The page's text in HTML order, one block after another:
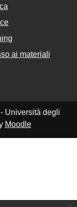
ai materiali
Università degli
Moodle